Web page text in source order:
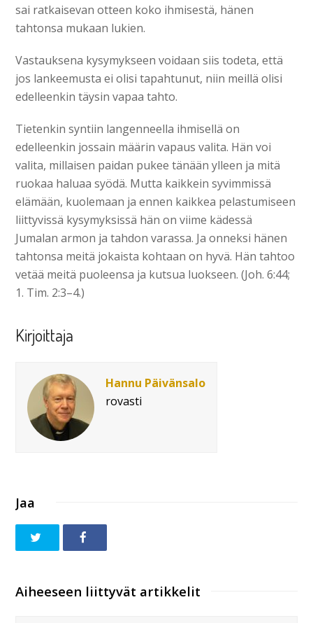
sai ratkaisevan otteen koko ihmisestä, hänen
tahtonsa mukaan lukien.
Vastauksena kysymykseen voidaan siis todeta, että
jos lankeemusta ei olisi tapahtunut, niin meillä olisi
edelleenkin täysin vapaa tahto.
Tietenkin syntiin langenneella ihmisellä on
edelleenkin jossain määrin vapaus valita. Hän voi
valita, millaisen paidan pukee tänään ylleen ja mitä
ruokaa haluaa syödä. Mutta kaikkein syvimmissä
elämään, kuolemaan ja ennen kaikkea pelastumiseen
liittyvissä kysymyksissä hän on viime kädessä
Jumalan armon ja tahdon varassa. Ja onneksi hänen
tahtonsa meitä jokaista kohtaan on hyvä. Hän tahtoo
vetää meitä puoleensa ja kutsua luokseen. (Joh. 6:44;
1. Tim. 2:3–4.)
Kirjoittaja
Hannu Päivänsalo
rovasti
Jaa
Aiheeseen liittyvät artikkelit